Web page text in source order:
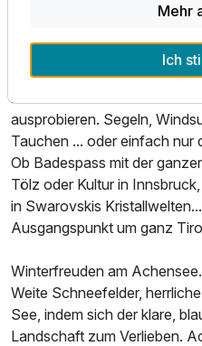
und sich auf den
Bewegung im Freien...
ausprobieren. Segeln,
Tauchen ... oder einfach nur
Ob Badespass mit der
Tölz oder Kultur in
in Swarovskis
Ausgangspunkt um ganz
Winterfreuden am
Weite Schneefelder,
See, indem sich der klare,
Landschaft zum Verlieben.
Mehr
Ich